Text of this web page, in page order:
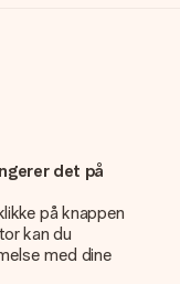
det på
på knappen
kan du
med dine